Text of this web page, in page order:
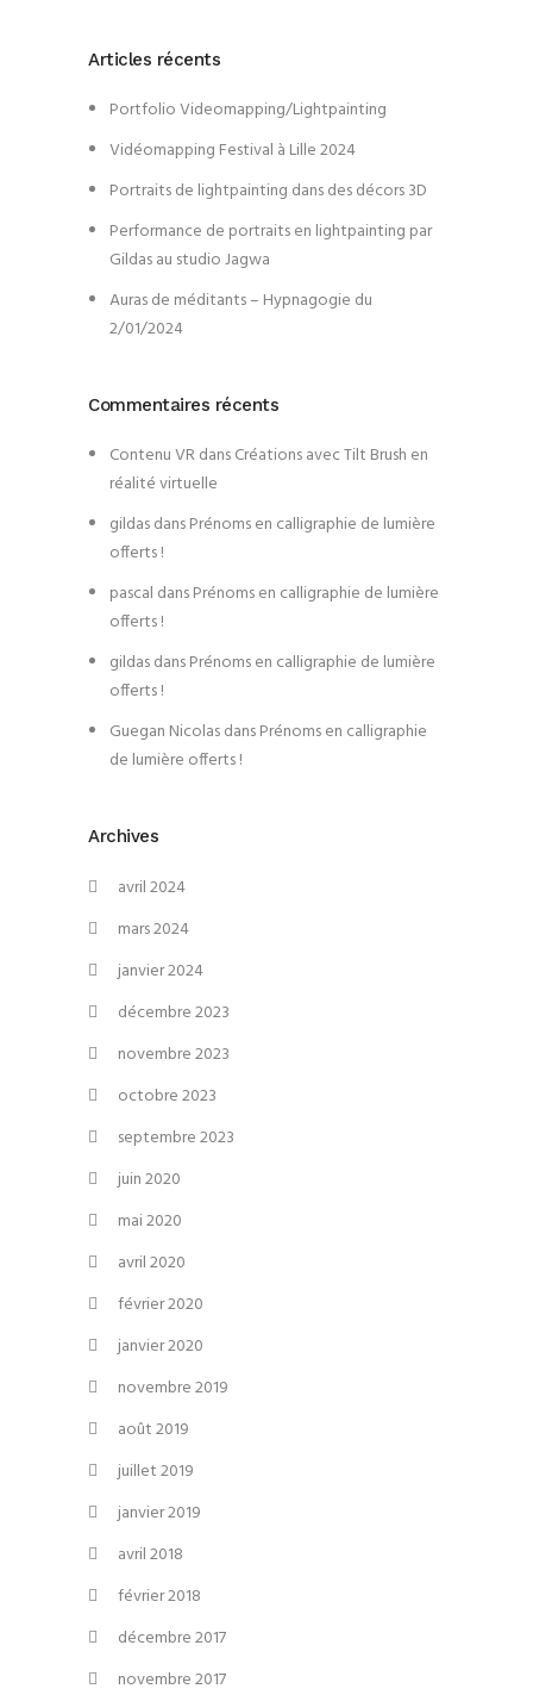
Articles récents
Portfolio Videomapping/Lightpainting
Vidéomapping Festival à Lille 2024
Portraits de lightpainting dans des décors 3D
Performance de portraits en lightpainting par
Gildas au studio Jagwa
Auras de méditants – Hypnagogie du
2/01/2024
Commentaires récents
Contenu VRdansCréations avec Tilt Brush en
réalité virtuelle
gildasdansPrénoms en calligraphie de lumière
offerts !
pascal dansPrénoms en calligraphie de lumière
offerts !
gildasdansPrénoms en calligraphie de lumière
offerts !
Guegan NicolasdansPrénoms en calligraphie
de lumière offerts !
Archives
avril 2024
mars 2024
janvier 2024
décembre 2023
novembre 2023
octobre 2023
septembre 2023
juin 2020
mai 2020
avril 2020
février 2020
janvier 2020
novembre 2019
août 2019
juillet 2019
janvier 2019
avril 2018
février 2018
décembre 2017
novembre 2017